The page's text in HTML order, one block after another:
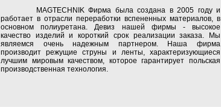
MAGTECHNIK Фирма была создана в 2005 году и
работает в отрасли переработки вспененных материалов, в
основном полиуретана. Девиз нашей фирмы - высокое
качество изделий и короткий срок реализации заказа. Мы
являемся очень надежным партнером. Наша фирма
производит режущие струны и ленты, характеризующиеся
лучшим мировым качеством, которое гарантирует польская
производственная технология.